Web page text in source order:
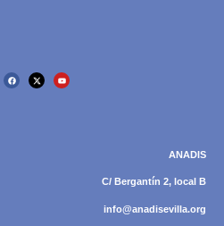
ANADIS
C/ Bergantín 2, local B
info@anadisevilla.org